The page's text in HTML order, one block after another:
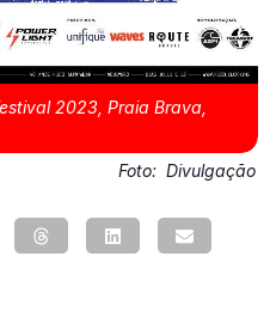
2023, Praia Brava,
Foto: Divulgação